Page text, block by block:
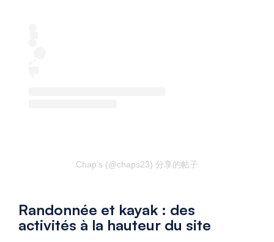
Chap’s (@chaps23) 分享的帖子
Randonnée et kayak : des
activités à la hauteur du site